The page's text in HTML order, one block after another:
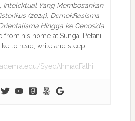
Intelektual Yang Membosankan
(2024), DemokRasisma
Hingga ke Genosida
from his home at Sungai Petani,
to read, write and sleep.
SyedAhmadFathi